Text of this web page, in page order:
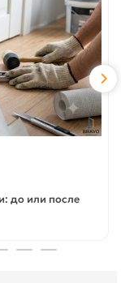
до или после